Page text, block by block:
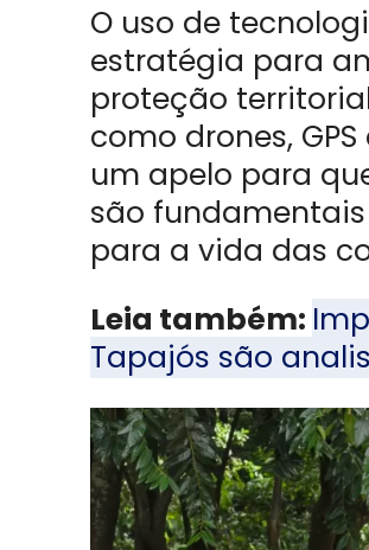
O uso de
estratégia para
proteção
como drones,
um apelo para
são
para a vida das
Leia também:
Tapajós são